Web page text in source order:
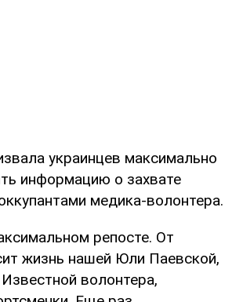
украинцев максимально
информацию о захвате
медика-волонтера.
репосте. От
жизнь нашей Юли Паевской,
волонтера,